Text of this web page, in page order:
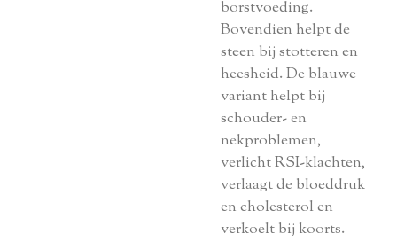
borstvoeding.
Bovendien helpt de
steen bij stotteren en
heesheid. De blauwe
variant helpt bij
schouder- en
nekproblemen,
verlicht RSI-klachten,
verlaagt de bloeddruk
en cholesterol en
verkoelt bij koorts.